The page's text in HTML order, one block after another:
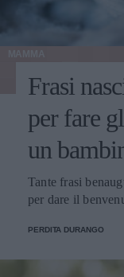
Frasi
per fare
un
Tante frasi
per dare il
PERDITA DURANGO